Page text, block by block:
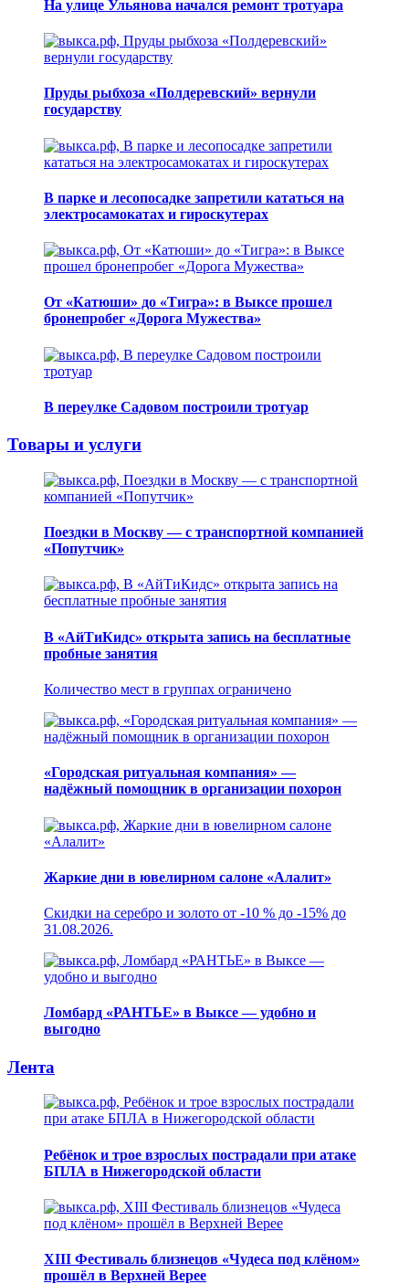
На улице Ульянова начался ремонт тротуара
Пруды рыбхоза «Полдеревский» вернули
государству
В парке и лесопосадке запретили кататься на
электросамокатах и гироскутерах
От «Катюши» до «Тигра»: в Выксе прошел
бронепробег «Дорога Мужества»
В переулке Садовом построили тротуар
Товары и услуги
Поездки в Москву — с транспортной компанией
«Попутчик»
В «АйТиКидс» открыта запись на бесплатные
пробные занятия
Количество мест в группах ограничено
«Городская ритуальная компания» —
надёжный помощник в организации похорон
Жаркие дни в ювелирном салоне «Алалит»
Скидки на серебро и золото от -10 % до -15% до
31.08.2026.
Ломбард «РАНТЬЕ» в Выксе — удобно и
выгодно
Лента
Ребёнок и трое взрослых пострадали при атаке
БПЛА в Нижегородской области
XIII Фестиваль близнецов «Чудеса под клёном»
прошёл в Верхней Верее